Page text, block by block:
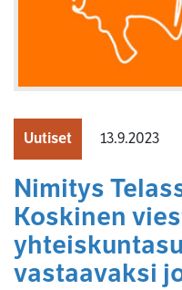
Uutiset 13.9.2023
Nimitys
Koskinen
vastaavaksi